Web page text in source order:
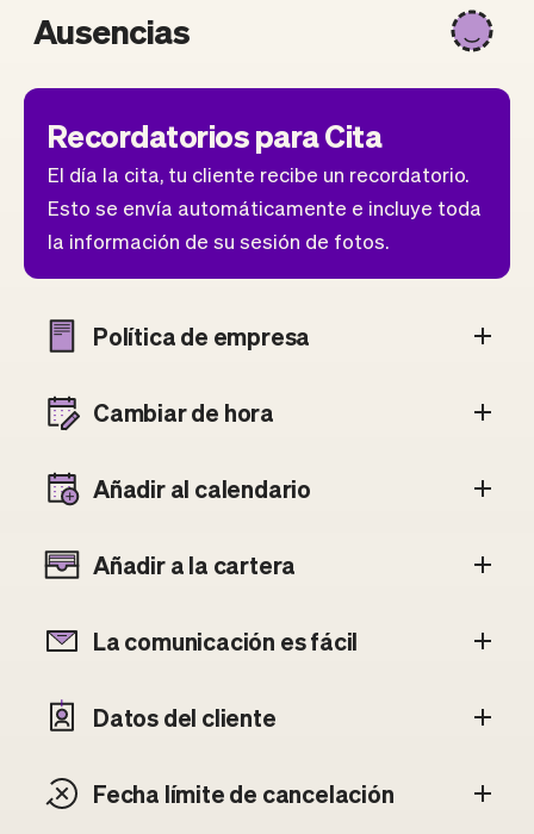
Ausencias
Recordatorios para Cita
El día la cita, tu cliente recibe un recordatorio.
Esto se envía automáticamente e incluye toda
la información de su sesión de fotos.
Política de empresa
Cambiar de hora
Añadir al calendario
Añadir a la cartera
La comunicación es fácil
Datos del cliente
Fecha límite de cancelación